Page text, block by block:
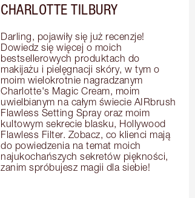
CHARLOTTE TILBURY
Darling, pojawiły się już recenzje!
Dowiedz się więcej o moich
bestsellerowych produktach do
makijażu i pielęgnacji skóry, w tym o
moim wielokrotnie nagradzanym
Charlotte's Magic Cream, moim
uwielbianym na całym świecie AIRbrush
Flawless Setting Spray oraz moim
kultowym sekrecie blasku, Hollywood
Flawless Filter. Zobacz, co klienci mają
do powiedzenia na temat moich
najukochańszych sekretów piękności,
zanim spróbujesz magii dla siebie!